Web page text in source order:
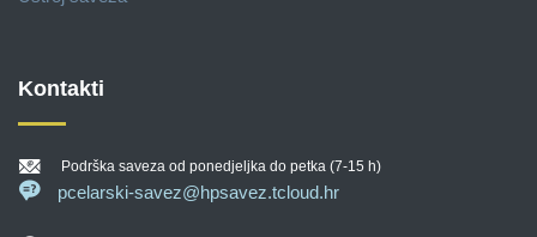
Kontakti
Podrška saveza od ponedjeljka do petka (7-15 h)
pcelarski-savez@hpsavez.tcloud.hr